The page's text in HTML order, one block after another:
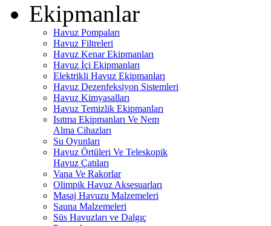
Ekipmanlar
Havuz Pompaları
Havuz Filtreleri
Havuz Kenar Ekipmanları
Havuz İçi Ekipmanları
Elektrikli Havuz Ekipmanları
Havuz Dezenfeksiyon Sistemleri
Havuz Kimyasalları
Havuz Temizlik Ekipmanları
Isıtma Ekipmanları Ve Nem
Alma Cihazları
Su Oyunları
Havuz Örtüleri Ve Teleskopik
Havuz Çatıları
Vana Ve Rakorlar
Olimpik Havuz Aksesuarları
Masaj Havuzu Malzemeleri
Sauna Malzemeleri
Süs Havuzları ve Dalgıç